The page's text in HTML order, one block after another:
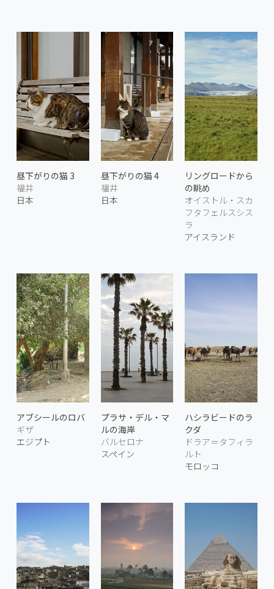
昼下がりの猫 3
福井
日本
昼下がりの猫 4
福井
日本
リングロードから
の眺め
オイストル・スカ
フタフェルスシス
ラ
アイスランド
アブシールのロバ
ギザ
エジプト
プラサ・デル・マ
ルの海岸
バルセロナ
スペイン
ハシラビードのラ
クダ
ドラア＝タフィラ
ルト
モロッコ